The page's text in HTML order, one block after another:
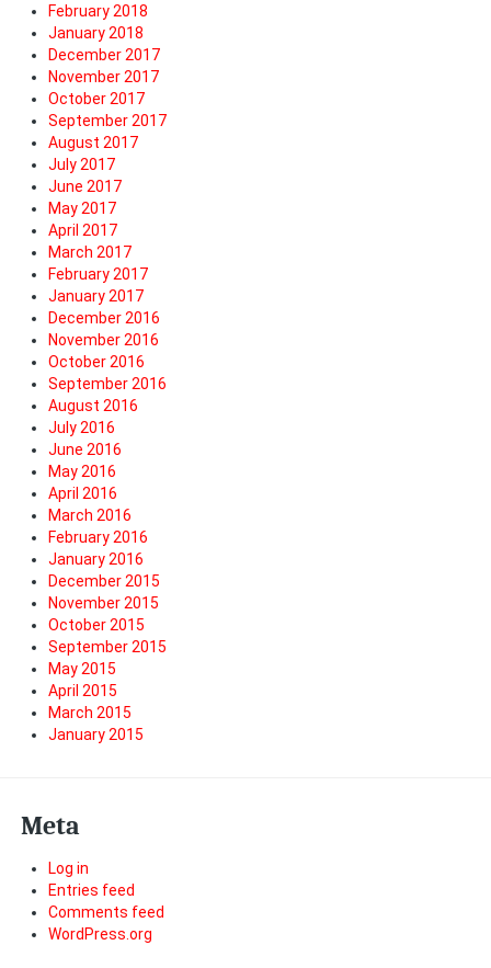
February 2018
January 2018
December 2017
November 2017
October 2017
September 2017
August 2017
July 2017
June 2017
May 2017
April 2017
March 2017
February 2017
January 2017
December 2016
November 2016
October 2016
September 2016
August 2016
July 2016
June 2016
May 2016
April 2016
March 2016
February 2016
January 2016
December 2015
November 2015
October 2015
September 2015
May 2015
April 2015
March 2015
January 2015
Meta
Log in
Entries feed
Comments feed
WordPress.org